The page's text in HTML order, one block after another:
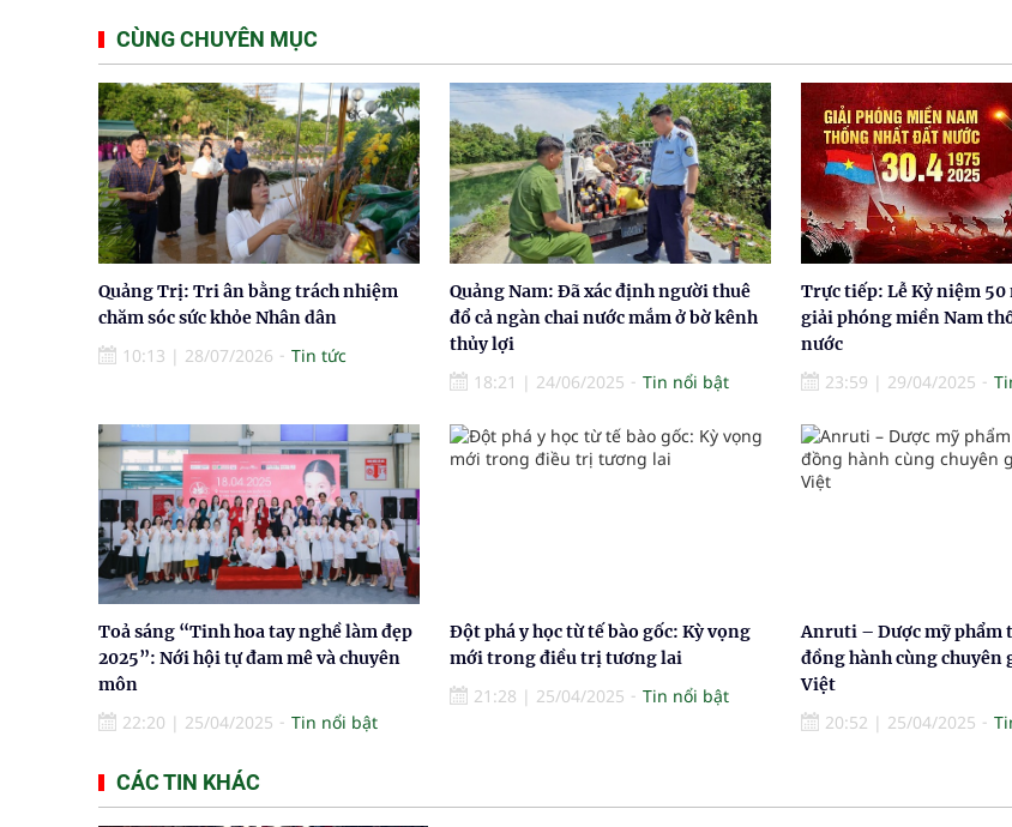
CÙNG CHUYÊN MỤC
Quảng Trị: Tri ân bằng trách nhiệm
chăm sóc sức khỏe Nhân dân
10:13 | 28/07/2026 Tin tức
Quảng Nam: Đã xác định người thuê
đổ cả ngàn chai nước mắm ở bờ kênh
thủy lợi
18:21 | 24/06/2025 Tin nổi bật
Trực tiếp: Lễ Kỷ niệm 50
giải phóng miền Nam
nước
23:59 | 29/04/2025
Toả sáng “Tinh hoa tay nghề làm đẹp
2025”: Nới hội tự đam mê và chuyên
môn
22:20 | 25/04/2025 Tin nổi bật
Đột phá y học từ tế bào gốc: Kỳ vọng
mới trong điều trị tương lai
21:28 | 25/04/2025 Tin nổi bật
Anruti – Dược mỹ phẩm
đồng hành cùng chuyên
Việt
20:52 | 25/04/2025
CÁC TIN KHÁC